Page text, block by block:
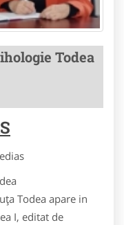
Todea
Todea apare in
I, editat de